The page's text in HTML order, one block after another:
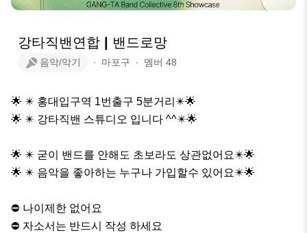
강타직밴연합 | 밴드로망
음악/악기 ∙ 마포구 ∙ 멤버 48
🌟 ✴️ 홍대입구역 1번출구 5분거리✴️🌟
🌟 ✴️ 강타직밴 스튜디오 입니다 ^^✴️🌟
🌟 ✴️ 굳이 밴드를 안해도 초보라도 상관없어요✴️🌟
🌟 ✴️ 음악을 좋아하는 누구나 가입할수 있어요✴️🌟
⛔️ 나이제한 없어요
⛔️ 자소서는 반드시 작성 하세요